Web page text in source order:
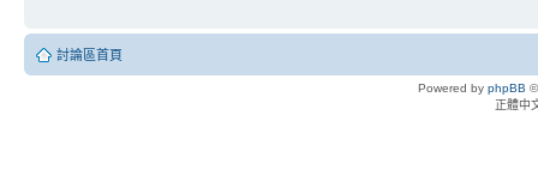
討論區首頁
Powered by phpBB
正體中